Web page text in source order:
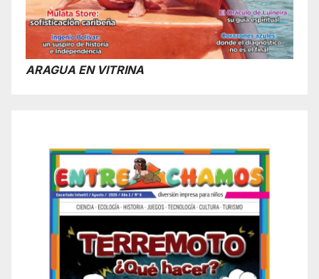
ARAGUA EN VITRINA